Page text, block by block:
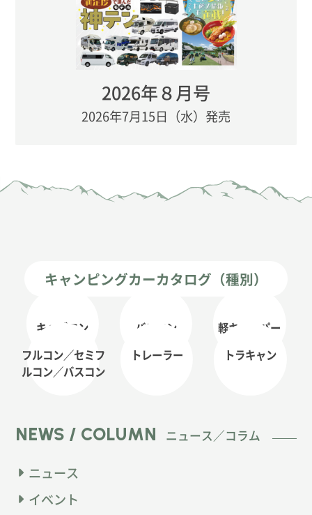
2026年８月号
2026年7月15日（水）発売
キャンピングカーカタログ（種別）
キャブコン バンコン
軽キャンパー
フルコン／セミフ
ルコン／バスコン
トレーラー トラキャン
NEWS / COLUMN ニュース／コラム
ニュース
イベント